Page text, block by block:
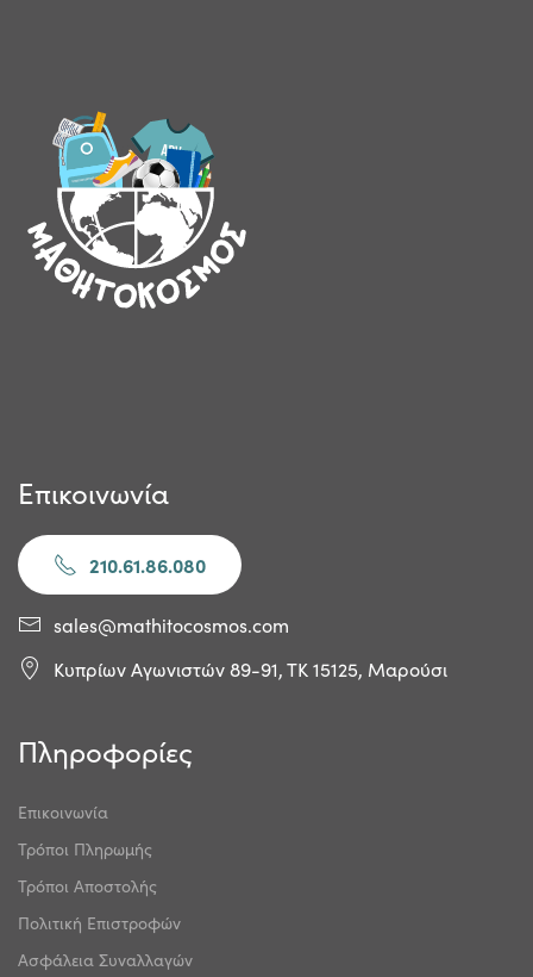
Επικοινωνία
210.61.86.080
sales@mathitocosmos.com
Κυπρίων Αγωνιστών 89-91, ΤΚ 15125, Μαρούσι
Πληροφορίες
Επικοινωνία
Τρόποι Πληρωμής
Τρόποι Αποστολής
Πολιτική Επιστροφών
Ασφάλεια Συναλλαγών